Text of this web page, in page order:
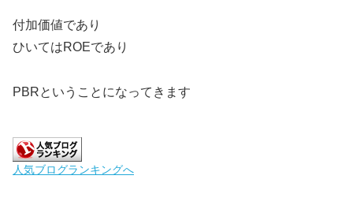
付加価値であり
ひいてはROEであり
PBRということになってきます
人気ブログランキングへ